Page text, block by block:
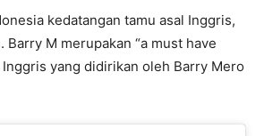
kedatangan tamu asal Inggris,
Barry M merupakan “a must have
yang didirikan oleh Barry Mero